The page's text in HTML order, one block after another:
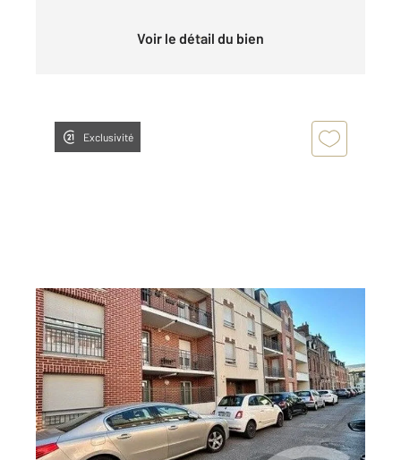
Voir le détail du bien
Exclusivité
ST QUENTIN 02
70,84 m2, 3 pièces
Ref : 13887
Appartement à vendre
129 600 €